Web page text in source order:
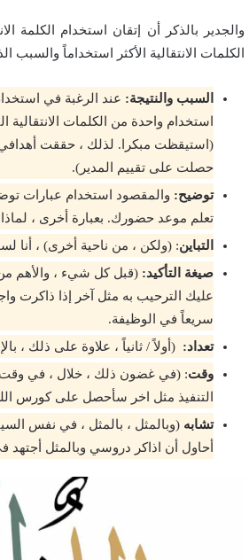
والجدير بالذكر أن إتقان استخدام الكلمة
الكلمات الانتقالية الأكثر استخداماً
السبب والنتيجة: عند الرغبة في
استخدام واحدة من الكلمات الانتقالية
(استيقظت مبكرا. لذلك ، حققت
حصلت على تقييم المدير).
توضيح: والمقصود استخدام عبارات
تعلم موعد حضورك. بعبارة أخرى ،
التباين: (ولكن ، من ناحية أخرى) ، أنا
صيغة التأكيد: (قبل كل شيء ، والأهم من
عليك الترحيب به مثل آخر إذا ذاكرت
سريعاً في الوظيفة.
تعداد: (أولاً / ثانياً ، علاوة على ذلك ،
وقت: (في غضون ذلك ، خلال ، في وقت
التنفيذ مثل اخر سأحصل على كورس
تشابه (وبالمثل ، بالمثل ، في نفس
أحاول أن اذاكر دروسي وبالمثل أجتهد